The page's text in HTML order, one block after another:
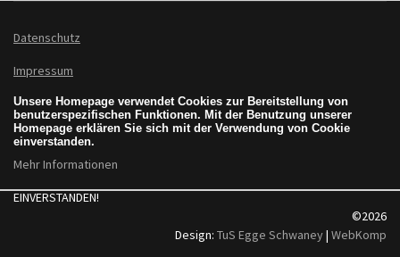
Datenschutz
Impressum
Unsere Homepage verwendet Cookies zur Bereitstellung von
benutzerspezifischen Funktionen. Mit der Benutzung unserer
Homepage erklären Sie sich mit der Verwendung von Cookie
einverstanden.
Mehr Informationen
EINVERSTANDEN!
©2026
Design: TuS Egge Schwaney| WebKomp